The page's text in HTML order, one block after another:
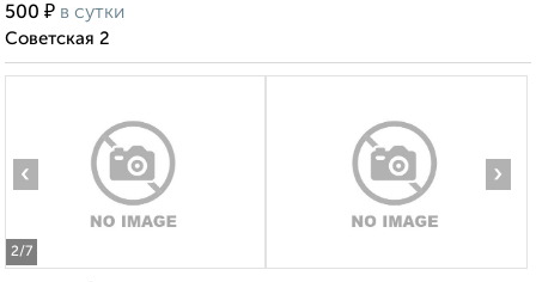
500 ₽ в сутки
Советская 2
2/7
‹ ›